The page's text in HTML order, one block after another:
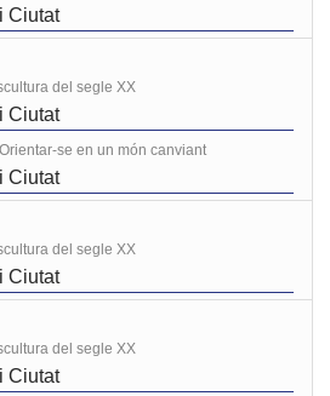
Ciutat
del segle XX
Ciutat
se en un món canviant
Ciutat
del segle XX
Ciutat
del segle XX
Ciutat